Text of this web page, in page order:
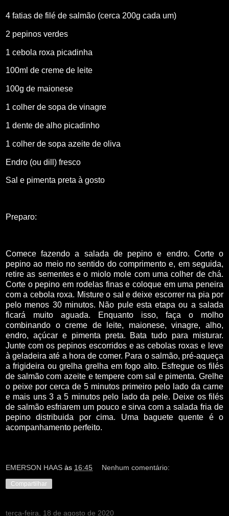
4 fatias de filé de salmão (cerca 200g cada um)
2 pepinos verdes
1 cebola roxa picadinha
100ml de creme de leite
100g de maionese
1 colher de sopa de vinagre
1 dente de alho picadinho
1 colher de sopa azeite de oliva
Endro (ou dill) fresco
Sal e pimenta preta à gosto
Preparo:
Comece fazendo a salada de pepino e endro. Corte o
pepino ao meio no sentido do comprimento e, em seguida,
retire as sementes e o miolo mole com uma colher de chá.
Corte o pepino em rodelas finas e coloque em uma peneira
com a cebola roxa. Misture o sal e deixe escorrer na pia por
pelo menos 30 minutos. Não pule esta etapa ou a salada
ficará muito aguada. Enquanto isso, faça o molho
combinando o creme de leite, maionese, vinagre, alho,
endro, açúcar e pimenta preta. Bata tudo para misturar.
Junte com os pepinos escorridos e as cebolas roxas e leve
à geladeira até a hora de comer. Para o salmão, pré-aqueça
a frigideira ou grelha grelha em fogo alto. Esfregue os filés
de salmão com azeite e tempere com sal e pimenta. Grelhe
o peixe por cerca de 5 minutos primeiro pelo lado da carne
e mais uns 3 a 5 minutos pelo lado da pele. Deixe os filés
de salmão esfriarem um pouco e sirva com a salada fria de
pepino distribuida por cima. Uma baguete quente é o
acompanhamento perfeito.
EMERSON HAAS às 16:45 Nenhum comentário:
Compartilhar
terça-feira, 18 de agosto de 2020